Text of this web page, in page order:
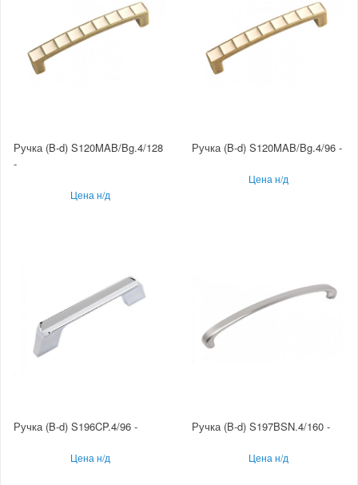
Ручка (B-d) S120MAB/Bg.4/128
-
Цена н/д
Ручка (B-d) S120MAB/Bg.4/96 -
Цена н/д
Ручка (B-d) S196CP.4/96 -
Цена н/д
Ручка (B-d) S197BSN.4/160 -
Цена н/д